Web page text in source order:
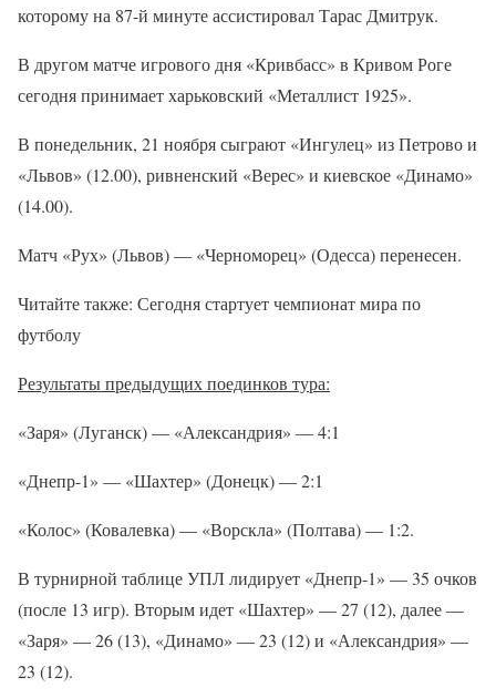
которому на 87-й минуте ассистировал Тарас Дмитрук.
В другом матче игрового дня «Кривбасс» в Кривом Роге
сегодня принимает харьковский «Металлист 1925».
В понедельник, 21 ноября сыграют «Ингулец» из Петрово и
«Львов» (12.00), ривненский «Верес» и киевское «Динамо»
(14.00).
Матч «Рух» (Львов) — «Черноморец» (Одесса) перенесен.
Читайте также: Сегодня стартует чемпионат мира по
футболу
Результаты предыдущих поединков тура:
«Заря» (Луганск) — «Александрия» — 4:1
«Днепр-1» — «Шахтер» (Донецк) — 2:1
«Колос» (Ковалевка) — «Ворскла» (Полтава) — 1:2.
В турнирной таблице УПЛ лидирует «Днепр-1» — 35 очков
(после 13 игр). Вторым идет «Шахтер» — 27 (12), далее —
«Заря» — 26 (13), «Динамо» — 23 (12) и «Александрия» —
23 (12).